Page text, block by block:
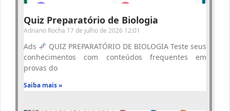
Quiz Preparatório de Biologia
Adriano Rocha 17 de julho de 2026 12:01
Ads
QUIZ PREPARATÓRIO DE BIOLOGIA Teste seus
conhecimentos com conteúdos frequentes em
provas do
Saiba mais »